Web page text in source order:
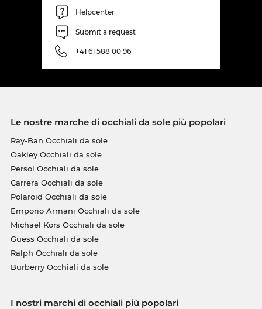
Helpcenter
Submit a request
+41 61 588 00 96
Le nostre marche di occhiali da sole più popolari
Ray-Ban Occhiali da sole
Oakley Occhiali da sole
Persol Occhiali da sole
Carrera Occhiali da sole
Polaroid Occhiali da sole
Emporio Armani Occhiali da sole
Michael Kors Occhiali da sole
Guess Occhiali da sole
Ralph Occhiali da sole
Burberry Occhiali da sole
I nostri marchi di occhiali più popolari